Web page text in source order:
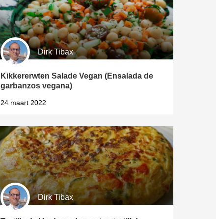
Dirk Tibax
Kikkererwten Salade Vegan (Ensalada de
garbanzos vegana)
24 maart 2022
Dirk Tibax